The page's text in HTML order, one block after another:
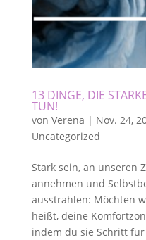
13 DINGE, DIE
TUN!
von Verena | Nov. 24,
Uncategorized
Stark sein, an unseren
annehmen und
ausstrahlen: Möchten
heißt, deine
indem du sie Schritt